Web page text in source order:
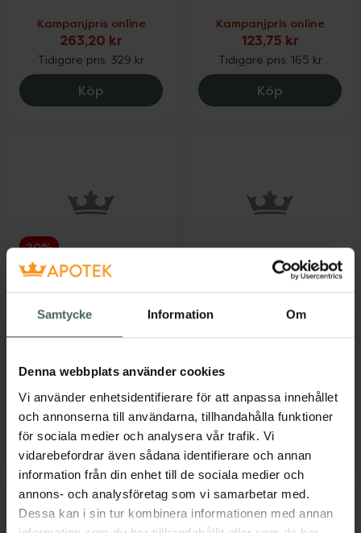
Samtycke Information Om
Denna webbplats använder cookies
Vi använder enhetsidentifierare för att anpassa innehållet
och annonserna till användarna, tillhandahålla funktioner
för sociala medier och analysera vår trafik. Vi
vidarebefordrar även sådana identifierare och annan
information från din enhet till de sociala medier och
annons- och analysföretag som vi samarbetar med.
Dessa kan i sin tur kombinera informationen med annan
Kampanjpris online
263,20 kr
Tidigare pris: 329 kr
Köp Helhetshälsa Askorbinsyra C-
Kampanjpris online
123,75 kr
Tidigare pris: 165 kr
Köp Pharbio
20%
4.7 av 5 i omdöme
Helhetshälsa
Järnsaft
Kampanjpris online
120 kr
Tidigare pris: 150 kr
KöpHelhetshälsa Järnsaft, 120 kr.
Kronans Apotek Q10
& C-vitamin
Tabletter med Q10 och
vitaminer 60 st
Pris online
179 kr
Köp